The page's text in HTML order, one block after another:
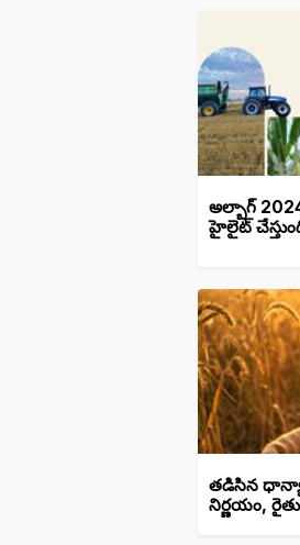
అల్బాగ్
హైలైట్
తడిసిన
నిర్ణయం,